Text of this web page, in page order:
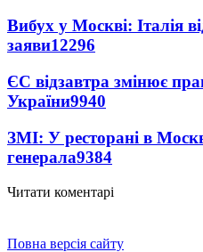
Вибух у Москві: Італія
заяви12296
ЄС відзавтра змінює
України9940
ЗМІ: У ресторані в
генерала9384
Читати коментарі
Повна версія сайту